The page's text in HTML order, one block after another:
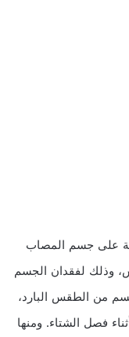
على جسم المصاب
وذلك لفقدان الجسم
من الطقس البارد،
فصل الشتاء. ومنها